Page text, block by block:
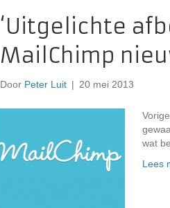
‘Uitgelichte
MailChimp
Door Peter Luit | 20 mei 2013
wat
Lees